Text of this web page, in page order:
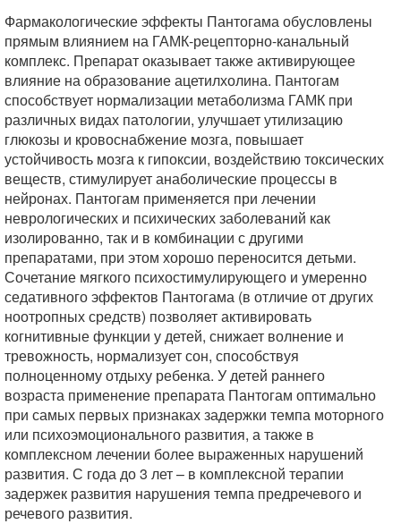
Фармакологические эффекты Пантогама обусловлены
прямым влиянием на ГАМК-рецепторно-канальный
комплекс. Препарат оказывает также активирующее
влияние на образование ацетилхолина. Пантогам
способствует нормализации метаболизма ГАМК при
различных видах патологии, улучшает утилизацию
глюкозы и кровоснабжение мозга, повышает
устойчивость мозга к гипоксии, воздействию токсических
веществ, стимулирует анаболические процессы в
нейронах. Пантогам применяется при лечении
неврологических и психических заболеваний как
изолированно, так и в комбинации с другими
препаратами, при этом хорошо переносится детьми.
Сочетание мягкого психостимулирующего и умеренно
седативного эффектов Пантогама (в отличие от других
ноотропных средств) позволяет активировать
когнитивные функции у детей, снижает волнение и
тревожность, нормализует сон, способствуя
полноценному отдыху ребенка. У детей раннего
возраста применение препарата Пантогам оптимально
при самых первых признаках задержки темпа моторного
или психоэмоционального развития, а также в
комплексном лечении более выраженных нарушений
развития. С года до 3 лет – в комплексной терапии
задержек развития нарушения темпа предречевого и
речевого развития.